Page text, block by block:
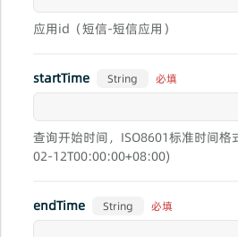
应用id（短信-短信应用）
startTime String 必填
查询开始时间，ISO8601标准时间
02-12T00:00:00+08:00)
endTime String 必填